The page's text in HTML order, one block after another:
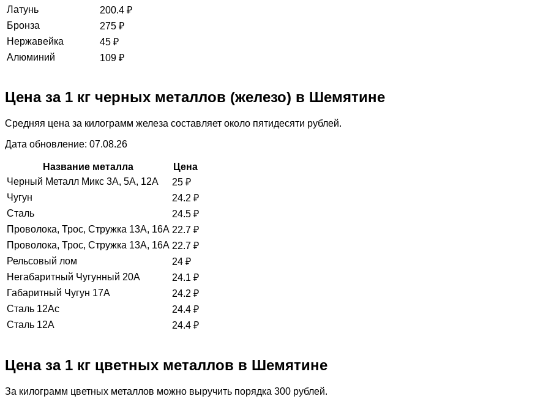
Латунь
200.4 ₽
Бронза
275 ₽
Нержавейка
45 ₽
Алюминий
109 ₽
Цена за 1 кг черных металлов (железо) в Шемятине
Средняя цена за килограмм железа составляет около пятидесяти рублей.
Дата обновление: 07.08.26
Название металла
Цена
Черный Металл Микс 3А, 5А, 12А
25 ₽
Чугун
24.2 ₽
Сталь
24.5 ₽
Проволока, Трос, Стружка 13А, 16А 22.7 ₽
Проволока, Трос, Стружка 13А, 16А 22.7 ₽
Рельсовый лом
24 ₽
Негабаритный Чугунный 20А
24.1 ₽
Габаритный Чугун 17А
24.2 ₽
Сталь 12Ас
24.4 ₽
Сталь 12А
24.4 ₽
Цена за 1 кг цветных металлов в Шемятине
За килограмм цветных металлов можно выручить порядка 300 рублей.